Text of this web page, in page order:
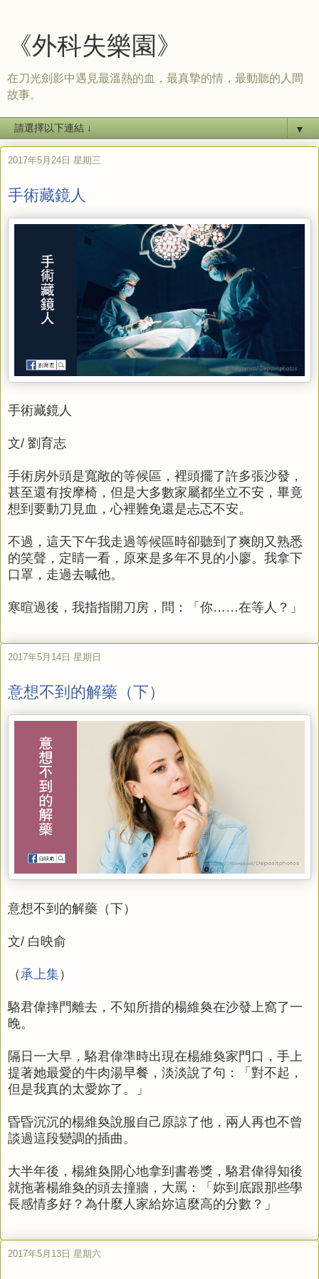
《外科失樂園》
在刀光劍影中遇見最溫熱的血，最真摯的情，最動聽的人間
故事。
▼
2017年5月24日 星期三
手術藏鏡人
手術藏鏡人
文/ 劉育志
手術房外頭是寬敞的等候區，裡頭擺了許多張沙發，
甚至還有按摩椅，但是大多數家屬都坐立不安，畢竟
想到要動刀見血，心裡難免還是忐忑不安。
不過，這天下午我走過等候區時卻聽到了爽朗又熟悉
的笑聲，定睛一看，原來是多年不見的小廖。我拿下
口罩，走過去喊他。
寒暄過後，我指指開刀房，問：「你……在等人？」
2017年5月14日 星期日
意想不到的解藥（下）
意想不到的解藥（下）
文/ 白映俞
（承上集）
駱君偉摔門離去，不知所措的楊維奐在沙發上窩了一
晚。
隔日一大早，駱君偉準時出現在楊維奐家門口，手上
提著她最愛的牛肉湯早餐，淡淡說了句：「對不起，
但是我真的太愛妳了。」
昏昏沉沉的楊維奐說服自己原諒了他，兩人再也不曾
談過這段變調的插曲。
大半年後，楊維奐開心地拿到書卷獎，駱君偉得知後
就拖著楊維奐的頭去撞牆，大罵：「妳到底跟那些學
長感情多好？為什麼人家給妳這麼高的分數？」
2017年5月13日 星期六